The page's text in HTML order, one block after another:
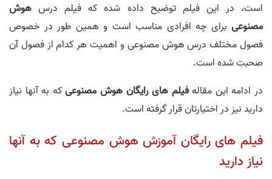
است، در این فیلم توضیح داده شده که فیلم درس هوش
مصنوعی برای چه افرادی مناسب است و همین طور در خصوص
فصول مختلف درس هوش مصنوعی و اهمیت هر کدام از فصول آن
صحبت شده است.
در ادامه این مقالهفیلم های رایگان هوش مصنوعیکه به آنها نیاز
دارید نیز در اختیارتان قرار گرفته است.
فیلم های رایگان آموزش هوش مصنوعی که به آنها
نیاز دارید